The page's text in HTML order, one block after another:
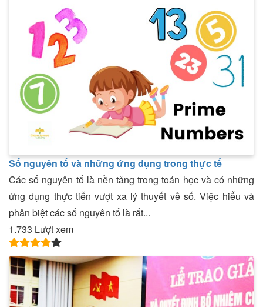
Số nguyên tố và những ứng dụng trong thực tế
Các số nguyên tố là nền tảng trong toán học và có những
ứng dụng thực tiễn vượt xa lý thuyết về số. Việc hiểu và
phân biệt các số nguyên tố là rất...
1.733 Lượt xem